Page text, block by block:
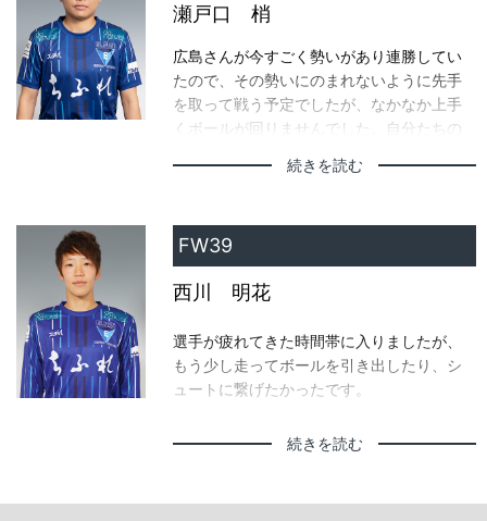
瀬戸口 梢
広島さんが今すごく勢いがあり連勝してい
たので、その勢いにのまれないように先手
を取って戦う予定でしたが、なかなか上手
くボールが回りませんでした。自分たちの
島さんのペースになってしまい、自分たち
た。
続きを読む
FW39
西川 明花
選手が疲れてきた時間帯に入りましたが、
もう少し走ってボールを引き出したり、シ
ュートに繋げたかったです。
——相手を崩しきれなかった要因は
ゴールに向かうパスが少なかった印象で
続きを読む